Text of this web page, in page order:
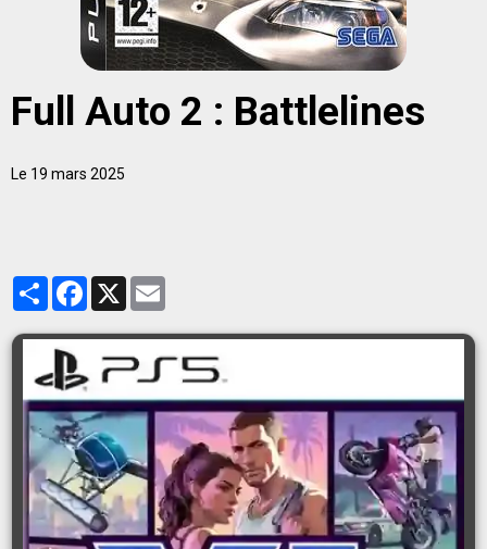
Full Auto 2 : Battlelines
Le 19 mars 2025
PartagerFacebook
X